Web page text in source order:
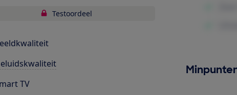
Testoordeel
TV